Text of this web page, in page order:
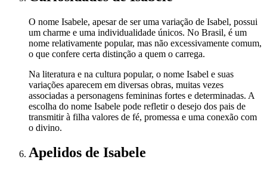
O nome Isabele, apesar de ser uma variação de Isabel, possui
um charme e uma individualidade únicos. No Brasil, é um
nome relativamente popular, mas não excessivamente comum,
o que confere certa distinção a quem o carrega.
Na literatura e na cultura popular, o nome Isabel e suas
variações aparecem em diversas obras, muitas vezes
associadas a personagens femininas fortes e determinadas. A
escolha do nome Isabele pode refletir o desejo dos pais de
transmitir à filha valores de fé, promessa e uma conexão com
o divino.
Apelidos de Isabele